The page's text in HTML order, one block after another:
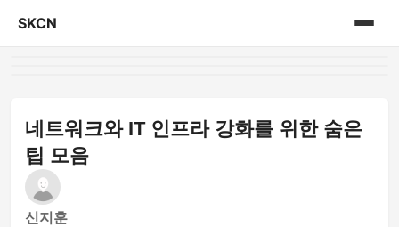
SKCN
네트워크와 IT 인프라 강화를 위한 숨은
팁 모음
신지훈